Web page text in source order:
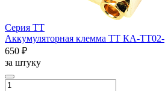
Серия ТТ
Аккумуляторная клемма ТТ КА-ТТ02-
650 ₽
за штуку